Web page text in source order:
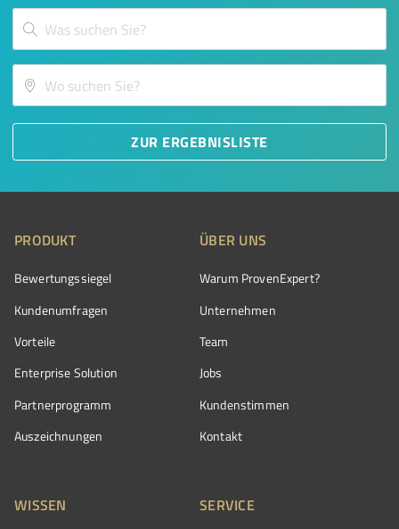
ZUR ERGEBNISLISTE
PRODUKT
Bewertungssiegel
Kundenumfragen
Vorteile
Enterprise Solution
Partnerprogramm
Auszeichnungen
ÜBER UNS
Warum ProvenExpert?
Unternehmen
Team
Jobs
Kundenstimmen
Kontakt
WISSEN SERVICE